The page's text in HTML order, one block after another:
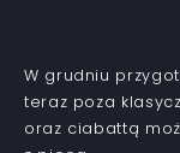
W grudniu
teraz poza
oraz ciabattą